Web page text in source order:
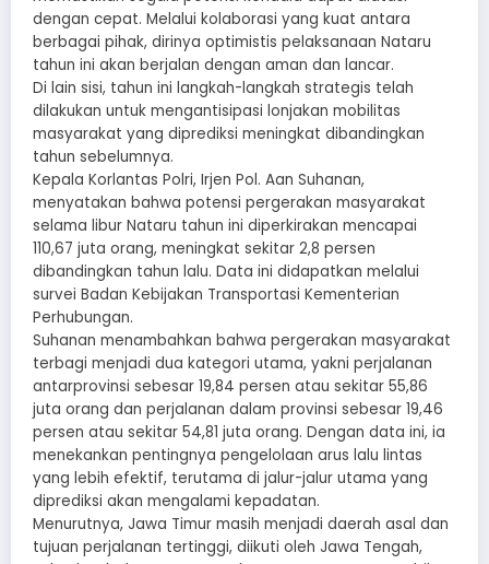
dengan cepat. Melalui kolaborasi yang kuat antara
berbagai pihak, dirinya optimistis pelaksanaan Nataru
tahun ini akan berjalan dengan aman dan lancar.
Di lain sisi, tahun ini langkah-langkah strategis telah
dilakukan untuk mengantisipasi lonjakan mobilitas
masyarakat yang diprediksi meningkat dibandingkan
tahun sebelumnya.
Kepala Korlantas Polri, Irjen Pol. Aan Suhanan,
menyatakan bahwa potensi pergerakan masyarakat
selama libur Nataru tahun ini diperkirakan mencapai
110,67 juta orang, meningkat sekitar 2,8 persen
dibandingkan tahun lalu. Data ini didapatkan melalui
survei Badan Kebijakan Transportasi Kementerian
Perhubungan.
Suhanan menambahkan bahwa pergerakan masyarakat
terbagi menjadi dua kategori utama, yakni perjalanan
antarprovinsi sebesar 19,84 persen atau sekitar 55,86
juta orang dan perjalanan dalam provinsi sebesar 19,46
persen atau sekitar 54,81 juta orang. Dengan data ini, ia
menekankan pentingnya pengelolaan arus lalu lintas
yang lebih efektif, terutama di jalur-jalur utama yang
diprediksi akan mengalami kepadatan.
Menurutnya, Jawa Timur masih menjadi daerah asal dan
tujuan perjalanan tertinggi, diikuti oleh Jawa Tengah,